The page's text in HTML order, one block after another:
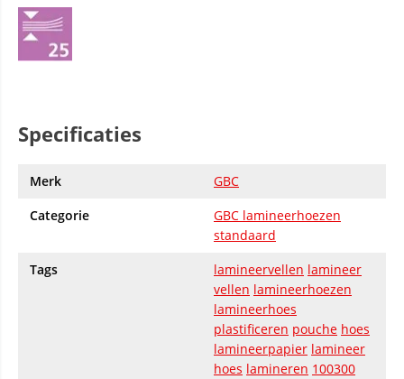
Specificaties
Merk
GBC
Categorie
GBC lamineerhoezen
standaard
Tags
lamineervellen lamineer
vellen lamineerhoezen
lamineerhoes
plastificeren pouche hoes
lamineerpapier lamineer
hoes lamineren 100300